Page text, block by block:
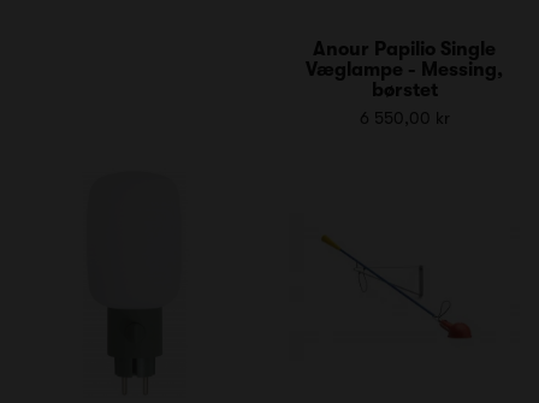
Anour Papilio Single
Væglampe - Messing,
børstet
6 550,00 kr